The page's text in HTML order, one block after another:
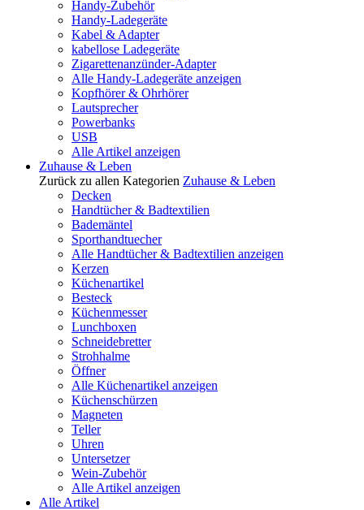
Handy-Zubehör
Handy-Ladegeräte
Kabel & Adapter
kabellose Ladegeräte
Zigarettenanzünder-Adapter
Alle Handy-Ladegeräte anzeigen
Kopfhörer & Ohrhörer
Lautsprecher
Powerbanks
USB
Alle Artikel anzeigen
Zuhause & Leben
Zurück zu allen Kategorien Zuhause & Leben
Decken
Handtücher & Badtextilien
Bademäntel
Sporthandtuecher
Alle Handtücher & Badtextilien anzeigen
Kerzen
Küchenartikel
Besteck
Küchenmesser
Lunchboxen
Schneidebretter
Strohhalme
Öffner
Alle Küchenartikel anzeigen
Küchenschürzen
Magneten
Teller
Uhren
Untersetzer
Wein-Zubehör
Alle Artikel anzeigen
Alle Artikel